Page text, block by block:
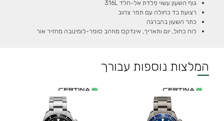
גוף השעון עשוי פלדת אל-חלד 316L
רצועת בד כחולה עם תפר צהוב
כתר השעון בהברגה
לוח כחול, יום ותאריך, אינדקס מוזהב סופר-לומינובה מחזיר אור
המלצות נוספות עבורך